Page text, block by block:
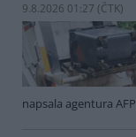
9.8.2026 01:27 (ČTK)
napsala agentura